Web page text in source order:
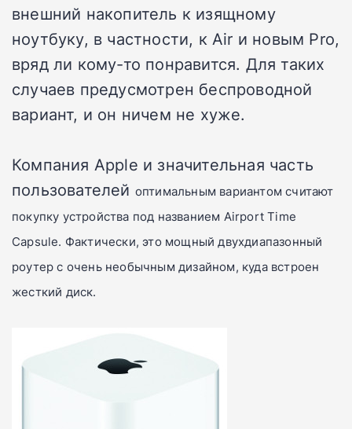
внешний накопитель к изящному
ноутбуку, в частности, к Air и новым Pro,
вряд ли кому-то понравится. Для таких
случаев предусмотрен беспроводной
вариант, и он ничем не хуже.
Компания Apple и значительная часть
пользователей оптимальным вариантомсчитают
покупку устройства под названием Airport Time
Capsule. Фактически, это мощный двухдиапазонный
роутер с очень необычным дизайном, куда встроен
жесткий диск.